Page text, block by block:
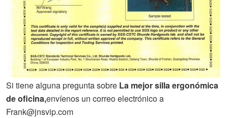
Si tiene alguna pregunta sobre La mejor silla ergonómica
de oficina,envíenos un correo electrónico a
Frank@jnsvip.com